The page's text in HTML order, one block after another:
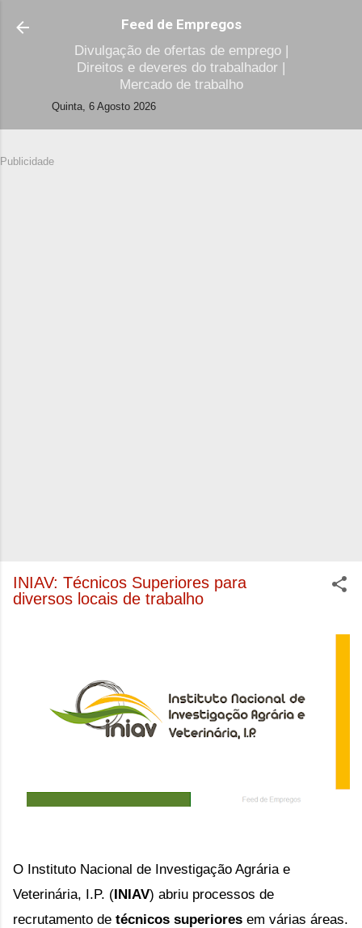
Avançar para o conteúdo principal
Feed de Empregos
Divulgação de ofertas de emprego |
Direitos e deveres do trabalhador |
Mercado de trabalho
Quinta, 6 Agosto 2026
Publicidade
INIAV: Técnicos Superiores para
diversos locais de trabalho
O Instituto Nacional de Investigação Agrária e
Veterinária, I.P. (INIAV) abriu processos de
recrutamento de técnicos superiores em várias áreas.